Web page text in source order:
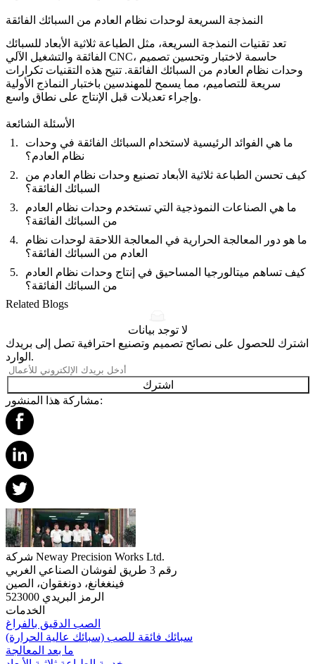
النمذجة السريعة لوحدات نظام العادم من السبائك الفائقة
تعد تقنيات النمذجة السريعة، مثل الطباعة ثلاثية الأبعاد للسبائك
الفائقة و التشغيل الآلي CNC، حاسمة لاختبار وتحسين تصميم
وحدات نظام العادم من السبائك الفائقة. تتيح هذه التقنيات تكرارات
سريعة للتصاميم، مما يسمح للمهندسين باختبار النماذج الأولية
وإجراء تعديلات قبل الإنتاج على نطاق واسع.
الأسئلة الشائعة
ما هي الفوائد الرئيسية لاستخدام السبائك الفائقة في وحدات
نظام العادم؟
كيف تحسن الطباعة ثلاثية الأبعاد تصنيع وحدات نظام العادم من
السبائك الفائقة؟
ما هي الصناعات النموذجية التي تستخدم وحدات نظام العادم
من السبائك الفائقة؟
ما هو دور المعالجة الحرارية في المعالجة اللاحقة لوحدات نظام
العادم من السبائك الفائقة؟
كيف تساهم ميتالورجيا المساحيق في إنتاج وحدات نظام العادم
من السبائك الفائقة؟
Related Blogs
لا توجد بيانات
اشترك للحصول على نصائح تصميم وتصنيع احترافية تصل إلى بريدك
الوارد.
اشترك
مشاركة هذا المنشور:
شركة Neway Precision Works Ltd.
رقم 3 طريق لفوشان الصناعي الغربي
فينغغانغ، دونغقوان، الصين
الرمز البريدي 523000
الخدمات
الصب الدقيق بالفراغ
سبائك فائقة للصب (سبائك عالية الحرارة)
ما بعد المعالجة